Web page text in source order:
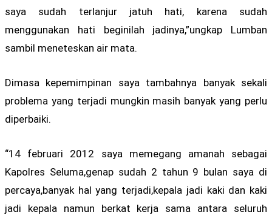
saya sudah terlanjur jatuh hati, karena sudah
menggunakan hati beginilah jadinya,”ungkap Lumban
sambil meneteskan air mata.
Dimasa kepemimpinan saya tambahnya banyak sekali
problema yang terjadi mungkin masih banyak yang perlu
diperbaiki.
“14 februari 2012 saya memegang amanah sebagai
Kapolres Seluma,genap sudah 2 tahun 9 bulan saya di
percaya,banyak hal yang terjadi,kepala jadi kaki dan kaki
jadi kepala namun berkat kerja sama antara seluruh